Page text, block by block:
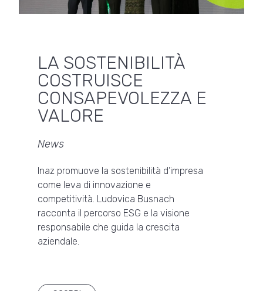
LA SOSTENIBILITÀ
COSTRUISCE
CONSAPEVOLEZZA E
VALORE
News
Inaz promuove la sostenibilità d’impresa
come leva di innovazione e
competitività. Ludovica Busnach
racconta il percorso ESG e la visione
responsabile che guida la crescita
aziendale.